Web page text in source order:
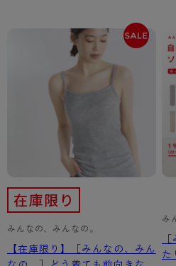
みんなの、みんなの。
【在庫限り】［みんなの、みん
み
た